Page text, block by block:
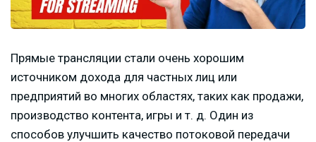
Прямые трансляции стали очень хорошим
источником дохода для частных лиц или
предприятий во многих областях, таких как продажи,
производство контента, игры и т. д. Один из
способов улучшить качество потоковой передачи